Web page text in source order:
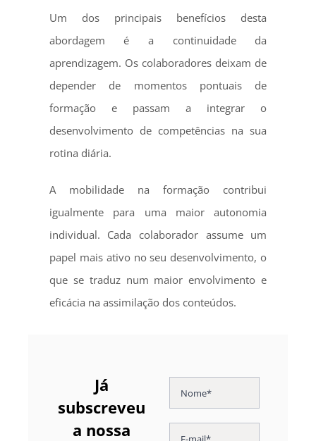
Um dos principais benefícios desta
abordagem é a continuidade da
aprendizagem. Os colaboradores deixam de
depender de momentos pontuais de
formação e passam a integrar o
desenvolvimento de competências na sua
rotina diária.
A mobilidade na formação contribui
igualmente para uma maior autonomia
individual. Cada colaborador assume um
papel mais ativo no seu desenvolvimento, o
que se traduz num maior envolvimento e
eficácia na assimilação dos conteúdos.
Já
subscreveu
a nossa